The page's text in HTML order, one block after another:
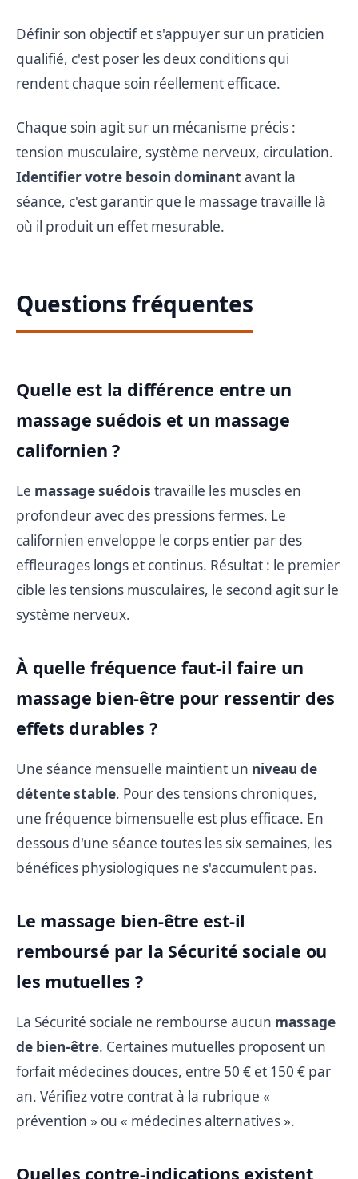
Définir son objectif et s'appuyer sur un praticien
qualifié, c'est poser les deux conditions qui
rendent chaque soin réellement efficace.
Chaque soin agit sur un mécanisme précis :
tension musculaire, système nerveux, circulation.
Identifier votre besoin dominant avant la
séance, c'est garantir que le massage travaille là
où il produit un effet mesurable.
Questions fréquentes
Quelle est la différence entre un
massage suédois et un massage
californien ?
Le massage suédois travaille les muscles en
profondeur avec des pressions fermes. Le
californien enveloppe le corps entier par des
effleurages longs et continus. Résultat : le premier
cible les tensions musculaires, le second agit sur le
système nerveux.
À quelle fréquence faut-il faire un
massage bien-être pour ressentir des
effets durables ?
Une séance mensuelle maintient un niveau de
détente stable. Pour des tensions chroniques,
une fréquence bimensuelle est plus efficace. En
dessous d'une séance toutes les six semaines, les
bénéfices physiologiques ne s'accumulent pas.
Le massage bien-être est-il
remboursé par la Sécurité sociale ou
les mutuelles ?
La Sécurité sociale ne rembourse aucun massage
de bien-être. Certaines mutuelles proposent un
forfait médecines douces, entre 50 € et 150 € par
an. Vérifiez votre contrat à la rubrique «
prévention » ou « médecines alternatives ».
Quelles contre-indications existent